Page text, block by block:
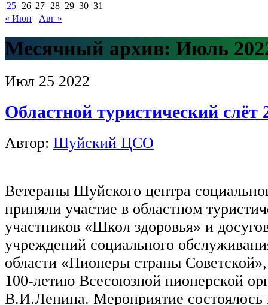
25 26 27 28 29 30 31
« Июн
Авг »
Месячный архив: Июль
Июл 25 2022
Областной туристический слёт
Автор: Шуйский ЦСО
Ветераны Шуйского центра
приняли участие в областном
участников «Школ здоровья» и
учреждений социального
области «Пионеры страны
100-летию Всесоюзной пионерской
В.И.Ленина. Мероприятие состоялось